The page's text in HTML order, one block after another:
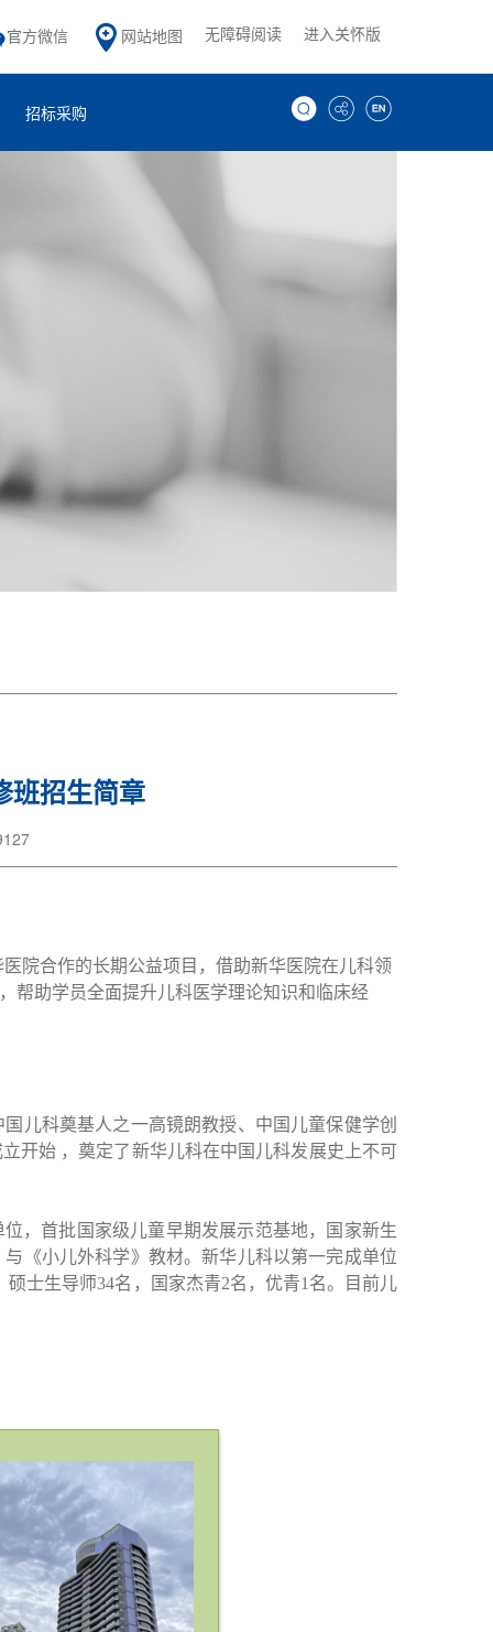
官方微信 网站地图 无障碍阅读 进入关怀版
招标采购
班招生简章
院合作的长期公益项目，借助新华医院在儿科领
帮助学员全面提升儿科医学理论知识和临床经
儿科奠基人之一高镜朗教授、中国儿童保健学创
开始 ，奠定了新华儿科在中国儿科发展史上不可
，首批国家级儿童早期发展示范基地，国家新生
《小儿外科学》教材。新华儿科以第一完成单位
士生导师34名，国家杰青2名，优青1名。目前儿